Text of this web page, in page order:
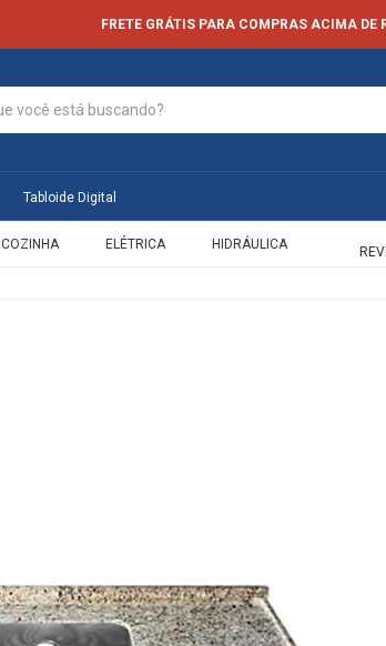
FRETE GRÁTIS PARA COMPRAS ACIMA DE
Tabloide Digital
COZINHA ELÉTRICA HIDRÁULICA